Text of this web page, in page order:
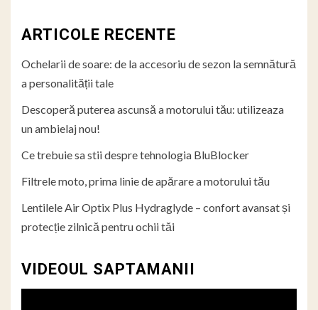
ARTICOLE RECENTE
Ochelarii de soare: de la accesoriu de sezon la semnătură
a personalității tale
Descoperă puterea ascunsă a motorului tău: utilizeaza
un ambielaj nou!
Ce trebuie sa stii despre tehnologia BluBlocker
Filtrele moto, prima linie de apărare a motorului tău
Lentilele Air Optix Plus Hydraglyde – confort avansat și
protecție zilnică pentru ochii tăi
VIDEOUL SAPTAMANII